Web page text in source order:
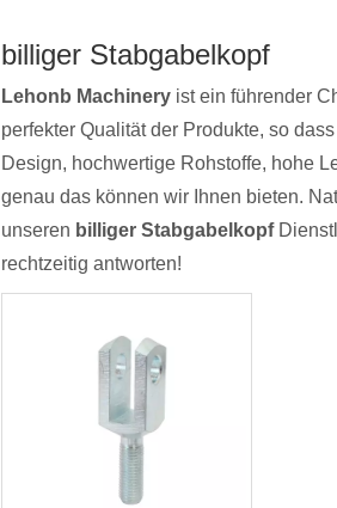
billiger Stabgabelkopf
Lehonb Machinery ist ein führender
perfekter Qualität der Produkte, so
Design, hochwertige Rohstoffe, hohe
genau das können wir Ihnen bieten.
unseren billiger Stabgabelkopf
rechtzeitig antworten!